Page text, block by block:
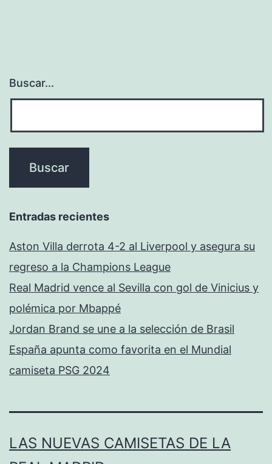
Buscar...
Entradas recientes
Aston Villa derrota 4-2 al Liverpool y asegura su
regreso a la Champions League
Real Madrid vence al Sevilla con gol de Vinicius y
polémica por Mbappé
Jordan Brand se une a la selección de Brasil
España apunta como favorita en el Mundial
camiseta PSG 2024
LAS NUEVAS CAMISETAS DE LA